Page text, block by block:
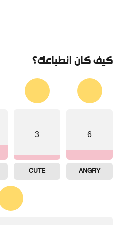
كيف كان انطباعك؟
6
ANGRY
3
CUTE